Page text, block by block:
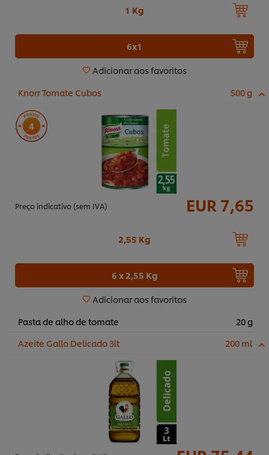
1 Kg
6x1
Adicionar aos favoritos
Knorr Tomate Cubos
500 g
4
Preço indicativo (sem IVA) EUR 7,65
2,55 Kg
6 x 2,55 Kg
Adicionar aos favoritos
Pasta de alho de tomate
20 g
Azeite Gallo Delicado 3lt
200 ml